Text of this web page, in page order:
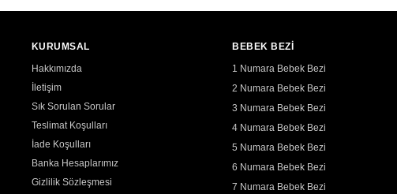
KURUMSAL
Hakkımızda
İletişim
Sık Sorulan Sorular
Teslimat Koşulları
İade Koşulları
Banka Hesaplarımız
Gizlilik Sözleşmesi
BEBEK BEZİ
1 Numara Bebek Bezi
2 Numara Bebek Bezi
3 Numara Bebek Bezi
4 Numara Bebek Bezi
5 Numara Bebek Bezi
6 Numara Bebek Bezi
7 Numara Bebek Bezi